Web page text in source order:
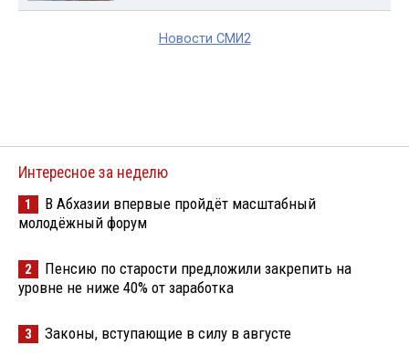
Новости СМИ2
Интересное за неделю
1
В Абхазии впервые пройдёт масштабный
молодёжный форум
2
Пенсию по старости предложили закрепить на
уровне не ниже 40% от заработка
3 Законы, вступающие в силу в августе